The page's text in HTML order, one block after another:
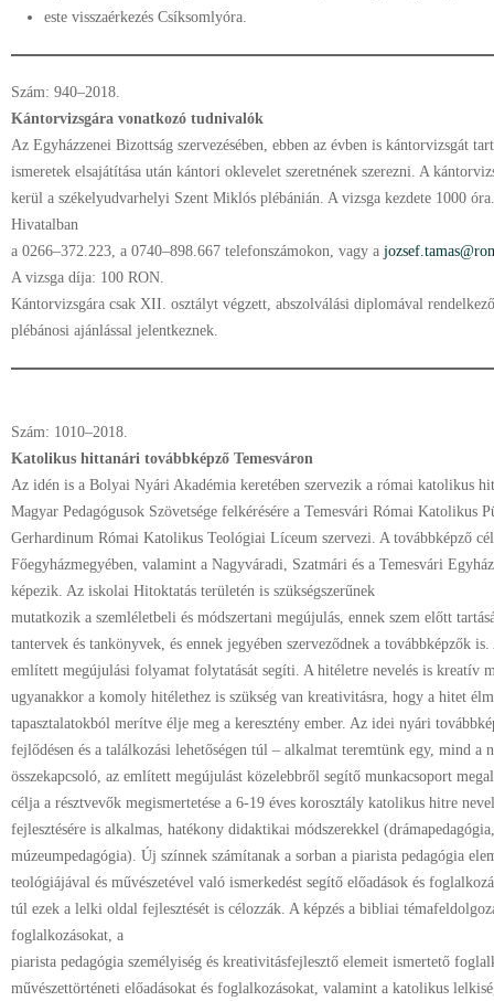
este visszaérkezés Csíksomlyóra.
Szám: 940–2018.
Kántorvizsgára vonatkozó tudnivalók
Az Egyházzenei Bizottság szervezésében, ebben az évben is kántorvizsgát
ismeretek elsajátítása után kántori oklevelet szeretnének szerezni. A
kerül a székelyudvarhelyi Szent Miklós plébánián. A vizsga kezdete 1000
Hivatalban
a 0266–372.223, a 0740–898.667 telefonszámokon, vagy a
A vizsga díja: 100 RON.
Kántorvizsgára csak XII. osztályt végzett, abszolválási diplomával
plébánosi ajánlással jelentkeznek.
Szám: 1010–2018.
Katolikus hittanári továbbképző Temesváron
Az idén is a Bolyai Nyári Akadémia keretében szervezik a római katolikus
Magyar Pedagógusok Szövetsége felkérésére a Temesvári Római Katolikus
Gerhardinum Római Katolikus Teológiai Líceum szervezi. A továbbképző
Főegyházmegyében, valamint a Nagyváradi, Szatmári és a Temesvári
képezik. Az iskolai Hitoktatás területén is szükségszerűnek
mutatkozik a szemléletbeli és módszertani megújulás, ennek szem előtt
tantervek és tankönyvek, és ennek jegyében szerveződnek a továbbképzők
említett megújulási folyamat folytatását segíti. A hitéletre nevelés is kreatív
ugyanakkor a komoly hitélethez is szükség van kreativitásra, hogy a hitet
tapasztalatokból merítve élje meg a keresztény ember. Az idei nyári
fejlődésen és a találkozási lehetőségen túl – alkalmat teremtünk egy, mind a
összekapcsoló, az említett megújulást közelebbről segítő munkacsoport
célja a résztvevők megismertetése a 6-19 éves korosztály katolikus hitre
fejlesztésére is alkalmas, hatékony didaktikai módszerekkel
múzeumpedagógia). Új színnek számítanak a sorban a piarista pedagógia
teológiájával és művészetével való ismerkedést segítő előadások és
túl ezek a lelki oldal fejlesztését is célozzák. A képzés a bibliai
foglalkozásokat, a
piarista pedagógia személyiség és kreativitásfejlesztő elemeit ismertető
művészettörténeti előadásokat és foglalkozásokat, valamint a katolikus